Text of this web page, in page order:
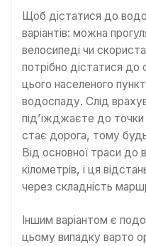
Щоб дістатися до
варіантів: можна
велосипеді чи
потрібно дістатися
цього населеного
водоспаду. Слід
під’їжджаєте до
стає дорога, тому
Від основної траси до
кілометрів, і ця
через складність
Іншим варіантом є
цьому випадку варто